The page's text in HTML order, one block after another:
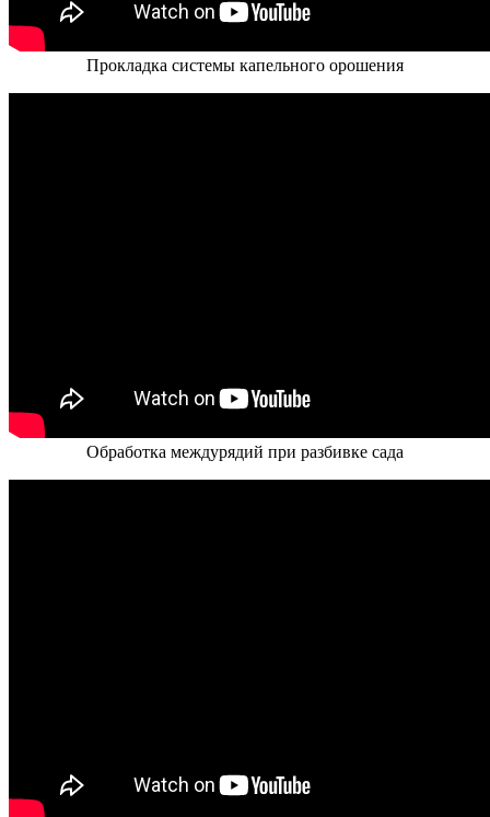
Прокладка системы капельного орошения
Обработка междурядий при разбивке сада